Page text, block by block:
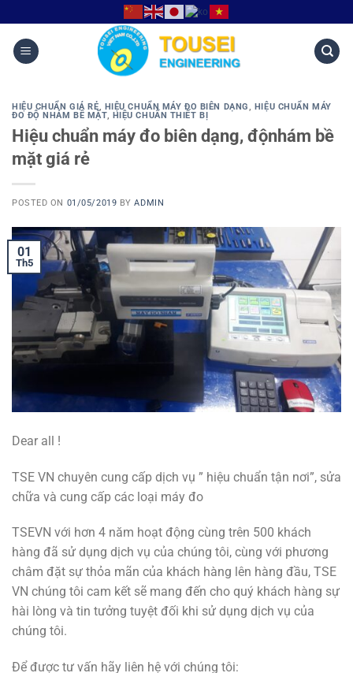
HIỆU CHUẨN GIÁ RẺ, HIỆU CHUẨN MÁY ĐO BIÊN DẠNG, HIỆU CHUẨN MÁY
ĐO ĐỘ NHÁM BỀ MẶT, HIỆU CHUẨN THIẾT BỊ
Hiệu chuẩn máy đo biên dạng, độnhám bề
mặt giá rẻ
POSTED ON 01/05/2019 BYADMIN
01
Th5
Dear all !
TSE VN chuyên cung cấp dịch vụ ” hiệu chuẩn tận nơi”, sửa
chữa và cung cấp các loại máy đo
TSEVN với hơn 4 năm hoạt động cùng trên 500 khách
hàng đã sử dụng dịch vụ của chúng tôi, cùng với phương
châm đặt sự thỏa mãn của khách hàng lên hàng đầu, TSE
VN chúng tôi cam kết sẽ mang đến cho quý khách hàng sự
hài lòng và tin tưởng tuyệt đối khi sử dụng dịch vụ của
chúng tôi.
Để được tư vấn hãy liên hệ với chúng tôi: